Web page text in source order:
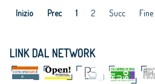
Inizio
Prec 1 2 Succ Fine
LINK DAL NETWORK